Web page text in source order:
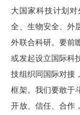
大国家科技计划
全、生物安全、外
外联合科研。要前
或发起设立国际科
技组织同国际对接
框架。我们要敢于
开放、信任、合作